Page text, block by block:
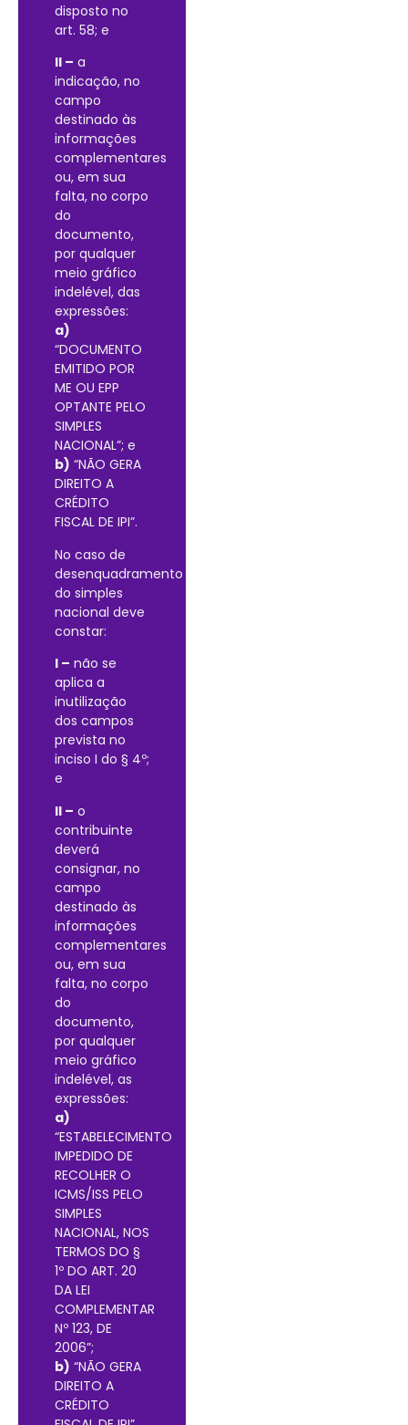
disposto no
art. 58; e
II – a
indicação, no
campo
destinado às
informações
complementares
ou, em sua
falta, no corpo
do
documento,
por qualquer
meio gráfico
indelével, das
expressões:
a)
“DOCUMENTO
EMITIDO POR
ME OU EPP
OPTANTE PELO
SIMPLES
NACIONAL”; e
b) “NÃO GERA
DIREITO A
CRÉDITO
FISCAL DE IPI”.
No caso de
desenquadramento
do simples
nacional deve
constar:
I – não se
aplica a
inutilização
dos campos
prevista no
inciso I do § 4º;
e
II – o
contribuinte
deverá
consignar, no
campo
destinado às
informações
complementares
ou, em sua
falta, no corpo
do
documento,
por qualquer
meio gráfico
indelével, as
expressões:
a)
“ESTABELECIMENTO
IMPEDIDO DE
RECOLHER O
ICMS/ISS PELO
SIMPLES
NACIONAL, NOS
TERMOS DO §
1º DO ART. 20
DA LEI
COMPLEMENTAR
Nº 123, DE
2006”;
b) “NÃO GERA
DIREITO A
CRÉDITO